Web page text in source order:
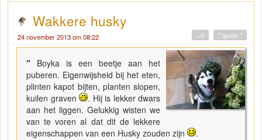
Wakkere husky
24 november 2013 om 08:22 " quote "
+0
" Boyka is een beetje aan het
puberen. Eigenwijsheid bij het eten,
plinten kapot bijten, planten slopen,
kuilen graven
. Hij is lekker dwars
aan het liggen. Gelukkig wisten we
van te voren al dat dit de lekkere
eigenschappen van een Husky zouden zijn
.